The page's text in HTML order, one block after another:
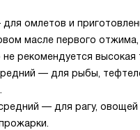
омлетов и
масле первого
не рекомендуется высокая
— для рыбы,
— для рагу, овощей